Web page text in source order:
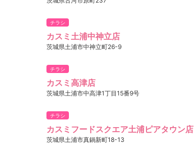
チラシ
カスミ土浦中神立店
茨城県土浦市中神立町26-9
チラシ
カスミ高津店
茨城県土浦市中高津1丁目15番9号
チラシ
カスミフードスクエア土浦ピアタウン店
茨城県土浦市真鍋新町18-13